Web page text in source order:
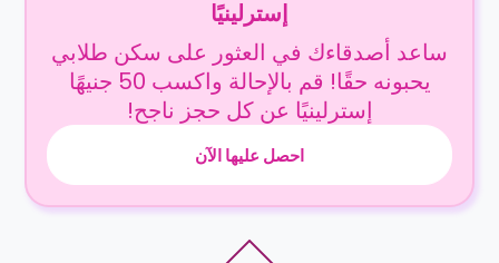
إسترلينيًا
ساعد أصدقاءك في العثور على سكن طلابي
يحبونه حقًا! قم بالإحالة واكسب 50 جنيهًا
إسترلينيًا عن كل حجز ناجح!
احصل عليها الآن